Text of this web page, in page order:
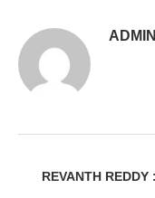
ADMIN
REVANTH